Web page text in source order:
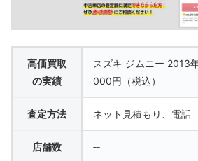
高価買取
の実績
スズキ ジムニー 2013
000円（税込）
査定方法 ネット見積もり、電話
店舗数 ‐‐